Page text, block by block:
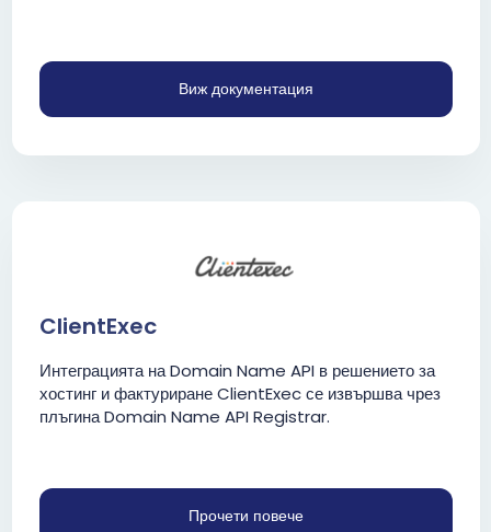
Виж документация
ClientExec
Интеграцията на Domain Name API в решението за
хостинг и фактуриране ClientExec се извършва чрез
плъгина Domain Name API Registrar.
Прочети повече